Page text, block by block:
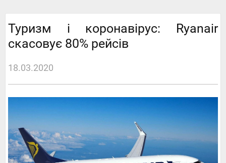
Туризм і коронавірус: Ryanair
скасовує 80% рейсів
18.03.2020